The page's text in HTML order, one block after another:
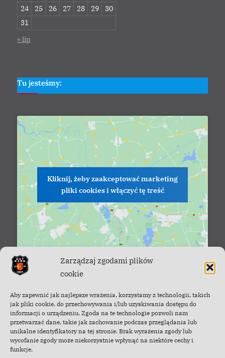
Zarządzaj zgodami plików
cookie
Aby zapewnić jak najlepsze wrażenia, korzystamy z technologii, takich
jak pliki cookie, do przechowywania i/lub uzyskiwania dostępu do
informacji o urządzeniu. Zgoda na te technologie pozwoli nam
przetwarzać dane, takie jak zachowanie podczas przeglądania lub
unikalne identyfikatory na tej stronie. Brak wyrażenia zgody lub
wycofanie zgody może niekorzystnie wpłynąć na niektóre cechy i
funkcje.
24
25 26 27 28 29
30
31
« lip
Tu jesteśmy:
Kliknij, żeby zaakceptować marketing
pliki cookies i włączyć tę treść
Facebook - OSP Cisna